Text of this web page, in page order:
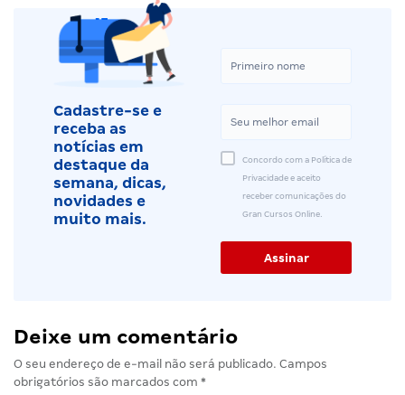
Cadastre-se e
receba as
notícias em
destaque da
semana, dicas,
novidades e
muito mais.
Concordo com a Política de
Privacidade e aceito
receber comunicações do
Gran Cursos Online.
Deixe um comentário
O seu endereço de e-mail não será publicado. Campos
obrigatórios são marcados com *